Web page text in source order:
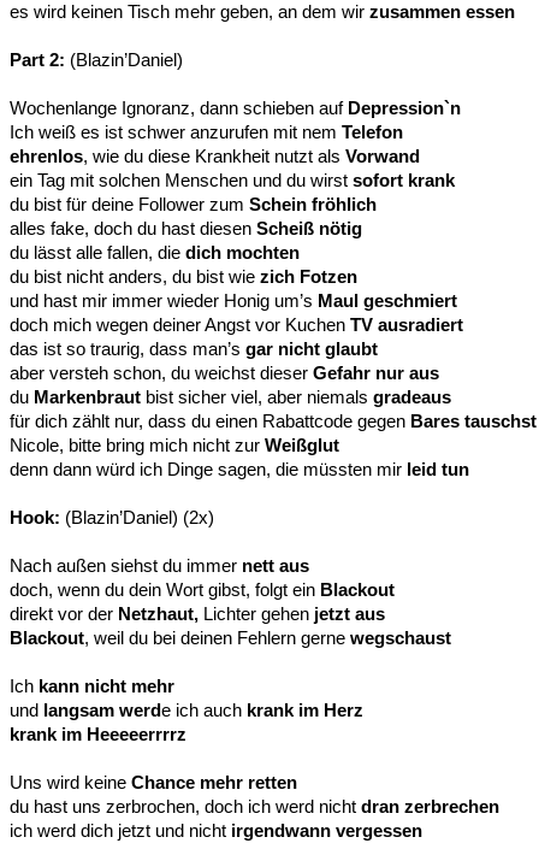
es wird keinen Tisch mehr geben, an dem wir zusammen essen
Part 2: (Blazin’Daniel)
Wochenlange Ignoranz, dann schieben auf Depression`n
Ich weiß es ist schwer anzurufen mit nem Telefon
ehrenlos, wie du diese Krankheit nutzt als Vorwand
ein Tag mit solchen Menschen und du wirst sofort krank
du bist für deine Follower zum Schein fröhlich
alles fake, doch du hast diesen Scheiß nötig
du lässt alle fallen, die dich mochten
du bist nicht anders, du bist wie zich Fotzen
und hast mir immer wieder Honig um’s Maul geschmiert
doch mich wegen deiner Angst vor Kuchen TV ausradiert
das ist so traurig, dass man’s gar nicht glaubt
aber versteh schon, du weichst dieser Gefahr nur aus
du Markenbraut bist sicher viel, aber niemals gradeaus
für dich zählt nur, dass du einen Rabattcode gegen Bares tauschst
Nicole, bitte bring mich nicht zur Weißglut
denn dann würd ich Dinge sagen, die müssten mir leid tun
Hook: (Blazin’Daniel) (2x)
Nach außen siehst du immer nett aus
doch, wenn du dein Wort gibst, folgt ein Blackout
direkt vor der Netzhaut, Lichter gehen jetzt aus
Blackout, weil du bei deinen Fehlern gerne wegschaust
Ich kann nicht mehr
und
langsam werde ich auch krank im Herz
krank im Heeeeerrrrz
Uns wird keine Chance mehr retten
du hast uns zerbrochen, doch ich werd nicht dran zerbrechen
ich werd dich jetzt und nicht irgendwann vergessen